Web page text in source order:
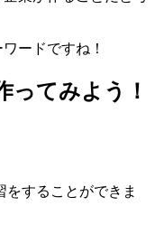
ードですね！
ってみよう！
をすることができま